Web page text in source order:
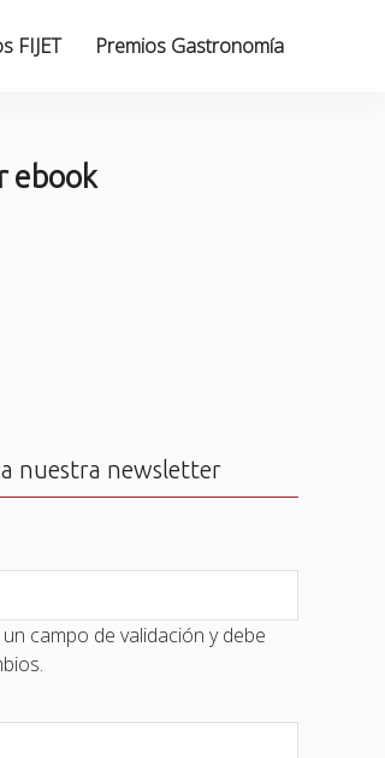
FIJET Premios Gastronomía
ebook
nuestra newsletter
campo de validación y debe